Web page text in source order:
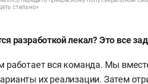
стильно»
разработкой лекал? Это все
работает вся команда. Мы
их реализации. Затем